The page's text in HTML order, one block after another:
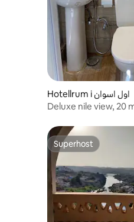
Hotellrum i اول اسوان
Deluxe nile view, 20
Superhost
Superhost